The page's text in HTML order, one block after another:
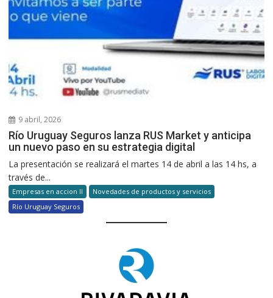
9 abril, 2026
Río Uruguay Seguros lanza RUS Market y anticipa
un nuevo paso en su estrategia digital
La presentación se realizará el martes 14 de abril a las 14 hs, a
través de...
Empresas en accion II
Novedades de productos y servicios
Río Uruguay Seguros